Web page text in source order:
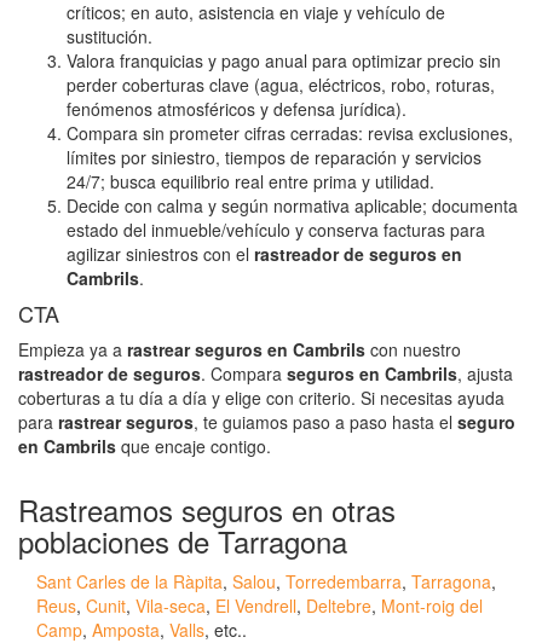
críticos; en auto, asistencia en viaje y vehículo de
sustitución.
Valora franquicias y pago anual para optimizar precio sin
perder coberturas clave (agua, eléctricos, robo, roturas,
fenómenos atmosféricos y defensa jurídica).
Compara sin prometer cifras cerradas: revisa exclusiones,
límites por siniestro, tiempos de reparación y servicios
24/7; busca equilibrio real entre prima y utilidad.
Decide con calma y según normativa aplicable; documenta
estado del inmueble/vehículo y conserva facturas para
agilizar siniestros con el rastreador de seguros en
Cambrils.
CTA
Empieza ya a rastrear seguros en Cambrils con nuestro
rastreador de seguros. Compara seguros en Cambrils, ajusta
coberturas a tu día a día y elige con criterio. Si necesitas ayuda
para rastrear seguros, te guiamos paso a paso hasta el seguro
en Cambrils que encaje contigo.
Rastreamos seguros en otras
poblaciones de Tarragona
Sant Carles de la Ràpita, Salou, Torredembarra, Tarragona,
Reus, Cunit, Vila-seca, El Vendrell, Deltebre, Mont-roig del
Camp, Amposta, Valls, etc..